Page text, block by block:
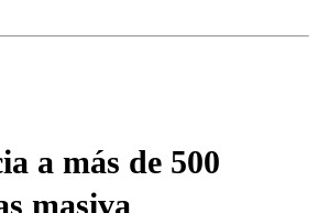
a más de 500
masiva